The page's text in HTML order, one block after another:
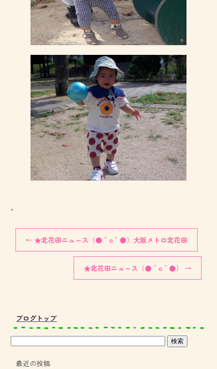
。
← ★北花田ニュ～ス（●＾o＾●）大阪メトロ北花田
★北花田ニュ～ス（●＾o＾●） →
ブログトップ
最近の投稿